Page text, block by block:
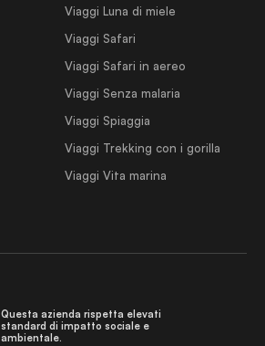
Viaggi Luna di miele
Viaggi Safari
Viaggi Safari in aereo
Viaggi Senza malaria
Viaggi Spiaggia
Viaggi Trekking con i gorilla
Viaggi Vita marina
Questa azienda rispetta elevati
standard di impatto sociale e
ambientale.